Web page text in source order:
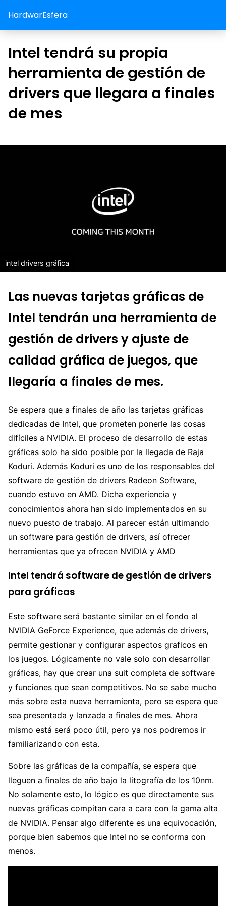
HardwarEsfera
Intel tendrá su propia
herramienta de gestión de
drivers que llegara a finales
de mes
intel drivers gráfica
Las nuevas tarjetas gráficas de
Intel tendrán una herramienta de
gestión de drivers y ajuste de
calidad gráfica de juegos, que
llegaría a finales de mes.
Se espera que a finales de año las tarjetas gráficas
dedicadas de Intel, que prometen ponerle las cosas
difíciles a NVIDIA. El proceso de desarrollo de estas
gráficas solo ha sido posible por la llegada de Raja
Koduri. Además Koduri es uno de los responsables del
software de gestión de drivers Radeon Software,
cuando estuvo en AMD. Dicha experiencia y
conocimientos ahora han sido implementados en su
nuevo puesto de trabajo. Al parecer están ultimando
un software para gestión de drivers, así ofrecer
herramientas que ya ofrecen NVIDIA y AMD
Intel tendrá software de gestión de drivers
para gráficas
Este software será bastante similar en el fondo al
NVIDIA GeForce Experience, que además de drivers,
permite gestionar y configurar aspectos graficos en
los juegos. Lógicamente no vale solo con desarrollar
gráficas, hay que crear una suit completa de software
y funciones que sean competitivos. No se sabe mucho
más sobre esta nueva herramienta, pero se espera que
sea presentada y lanzada a finales de mes. Ahora
mismo está será poco útil, pero ya nos podremos ir
familiarizando con esta.
Sobre las gráficas de la compañía, se espera que
lleguen a finales de año bajo la litografía de los 10nm.
No solamente esto, lo lógico es que directamente sus
nuevas gráficas compitan cara a cara con la gama alta
de NVIDIA. Pensar algo diferente es una equivocación,
porque bien sabemos que Intel no se conforma con
menos.